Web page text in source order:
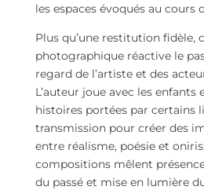
les espaces évoqués au cours
Plus qu’une restitution fidèle,
photographique réactive le
regard de l’artiste et des
L’auteur joue avec les enfants
histoires portées par certains
transmission pour créer des
entre réalisme, poésie et
compositions mêlent
du passé et mise en lumière